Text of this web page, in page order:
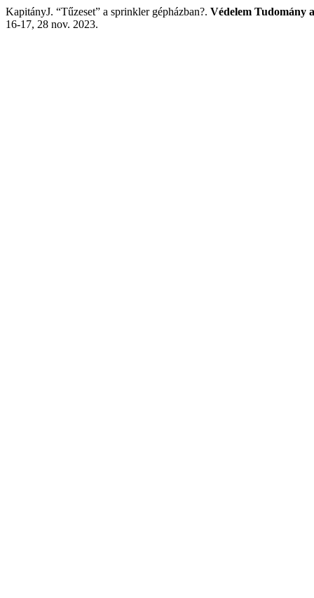
KapitányJ. “Tűzeset” a sprinkler gépházban?. Védelem Tudomány
16-17, 28 nov. 2023.